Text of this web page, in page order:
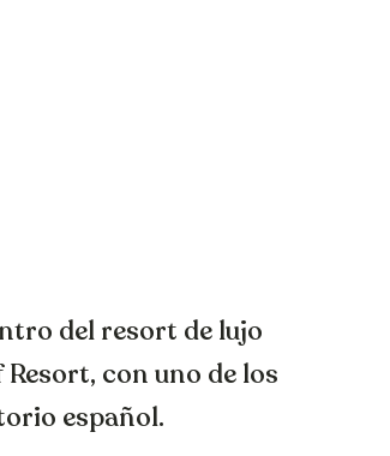
del resort de lujo
con uno de los
español.